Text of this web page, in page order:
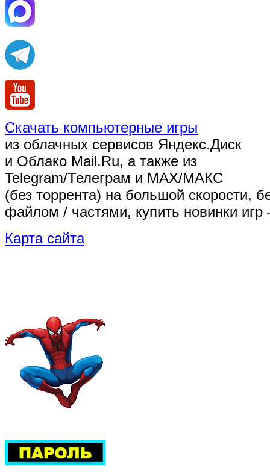
Скачать компьютерные игры
из облачных сервисов Яндекс.Диск
и Облако Mail.Ru, а также из
Telegram/Телеграм и MAX/МАКС
(без торрента) на большой скорости,
файлом / частями, купить новинки
Карта сайта